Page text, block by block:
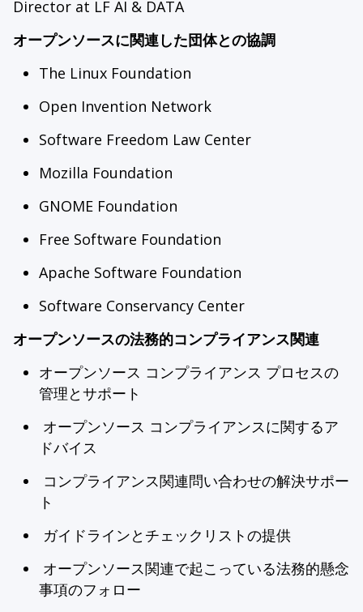
Director at LF AI & DATA
オープンソースに関連した団体との協調
The Linux Foundation
Open Invention Network
Software Freedom Law Center
Mozilla Foundation
GNOME Foundation
Free Software Foundation
Apache Software Foundation
Software Conservancy Center
オープンソースの法務的コンプライアンス関連
オープンソース コンプライアンス プロセスの
管理とサポート
オープンソース コンプライアンスに関するア
ドバイス
コンプライアンス関連問い合わせの解決サポー
ト
ガイドラインとチェックリストの提供
オープンソース関連で起こっている法務的懸念
事項のフォロー